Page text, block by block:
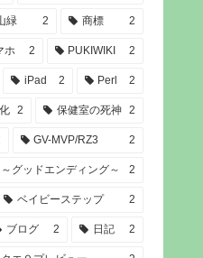
緑 2 商標 2
ホ 2 PUKIWIKI 2
iPad 2 Perl 2
2 保健室の死神 2
GV-MVP/RZ3 2
～グッドエンディング～ 2
ベイビーステップ 2
ブログ 2 日記 2